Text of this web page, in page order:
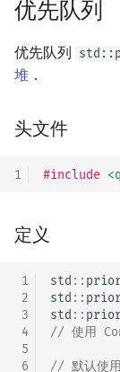
优先队列
优先队列
堆 ．
头文件
1 #include
定义
1
2
3
4
5
6
std ::
std ::
std ::
// 使用
// 默认使